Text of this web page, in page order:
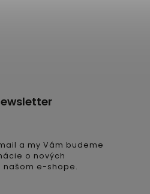
a my Vám budeme
o nových
našom e-shope.